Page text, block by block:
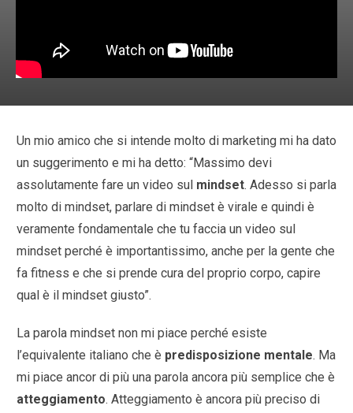
Un mio amico che si intende molto di marketing mi ha dato
un suggerimento e mi ha detto: “Massimo devi
assolutamente fare un video sul mindset. Adesso si parla
molto di mindset, parlare di mindset è virale e quindi è
veramente fondamentale che tu faccia un video sul
mindset perché è importantissimo, anche per la gente che
fa fitness e che si prende cura del proprio corpo, capire
qual è il mindset giusto”.
La parola mindset non mi piace perché esiste
l’equivalente italiano che è predisposizione mentale. Ma
mi piace ancor di più una parola ancora più semplice che è
atteggiamento. Atteggiamento è ancora più preciso di